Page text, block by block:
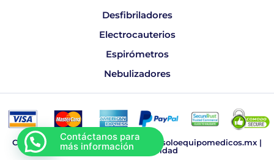
Desfibriladores
Electrocauterios
Espirómetros
Nebulizadores
Copyright © 2026 Sonomedic, www.soloequipomedicos.mx |
Aviso de Privacidad